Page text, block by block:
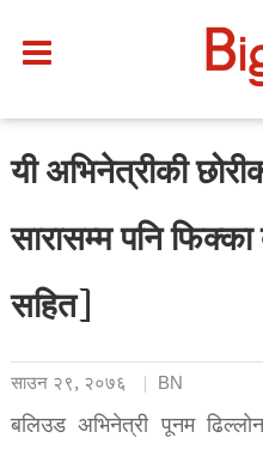
यी अभिनेत्रीकी
सारासम्म पनि
सहित]
साउन २९, २०७६ BN
बलिउड अभिनेत्री पूनम